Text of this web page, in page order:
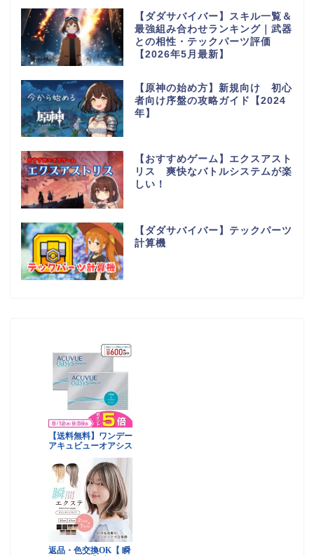
【ダダサバイバー】スキル一覧＆
最強組み合わせランキング｜武器
との相性・テックパーツ評価
【2026年5月最新】
【原神の始め方】新規向け 初心
者向け序盤の攻略ガイド【2024
年】
【おすすめゲーム】エクスアスト
リス 爽快なバトルシステムが楽
しい！
【ダダサバイバー】テックパーツ
計算機